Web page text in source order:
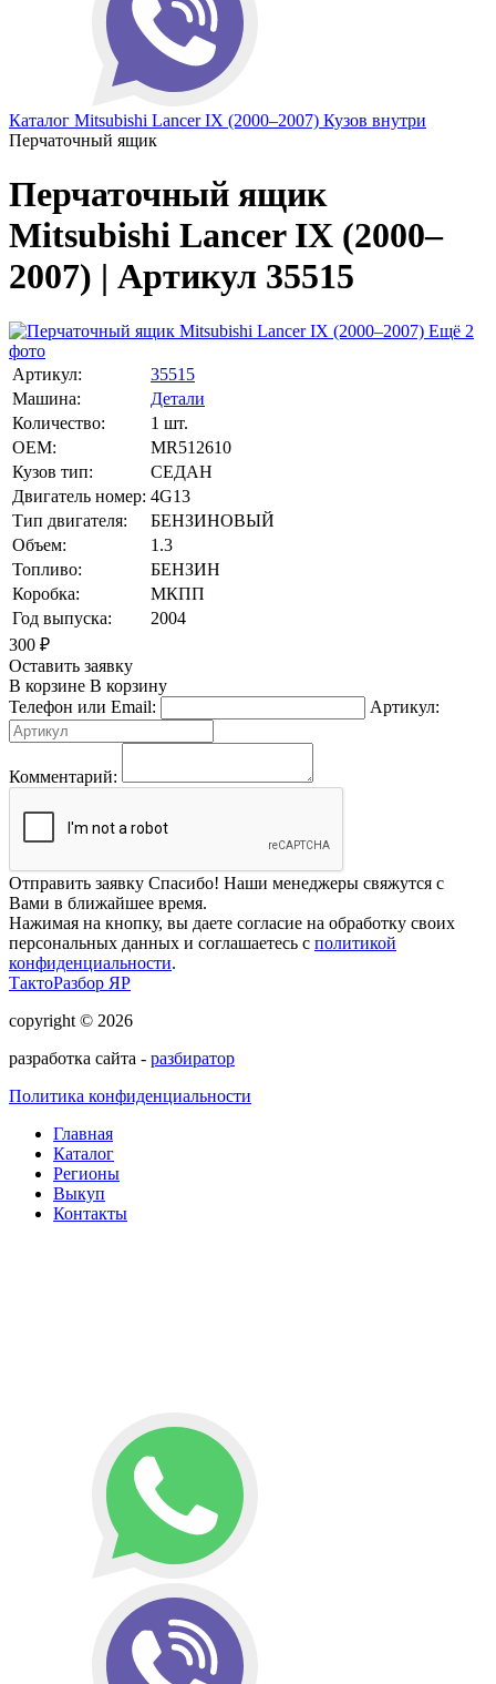
Каталог Mitsubishi Lancer IX (2000–2007) Кузов внутри
Перчаточный ящик
Перчаточный ящик
Mitsubishi Lancer IX (2000–
2007) | Артикул 35515
Ещё 2
фото
Артикул:
35515
Машина:
Детали
Количество:
1 шт.
OEM:
MR512610
Кузов тип:
СЕДАН
Двигатель номер: 4G13
Тип двигателя:
БЕНЗИНОВЫЙ
Объем:
1.3
Топливо:
БЕНЗИН
Коробка:
МКПП
Год выпуска:
2004
300 ₽
Оставить заявку
В корзине В корзину
Телефон или Email:
Артикул:
Комментарий:
Отправить заявку Спасибо! Наши менеджеры свяжутся с
Вами в ближайшее время.
Нажимая на кнопку, вы даете согласие на обработку своих
персональных данных и соглашаетесь с политикой
конфиденциальности.
ТактоРазбор ЯР
copyright © 2026
разработка сайта - разбиратор
Политика конфиденциальности
Главная
Каталог
Регионы
Выкуп
Контакты